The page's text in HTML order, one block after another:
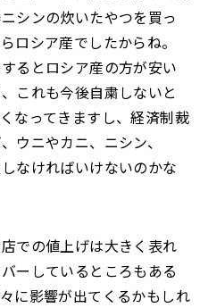
シンの炊いたやつを買っ
ロシア産でしたからね。
るとロシア産の方が安い
これも今後自粛しないと
なってきますし、経済制裁
ウニやカニ、ニシン、
なければいけないのかな
での値上げは大きく表れ
ーしているところもある
に影響が出てくるかもしれ